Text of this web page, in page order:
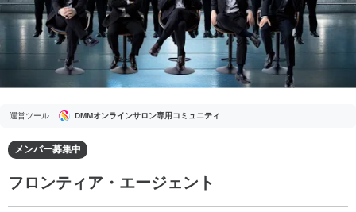
運営ツール DMMオンラインサロン専用コミュニティ
メンバー募集中
フロンティア・エージェント